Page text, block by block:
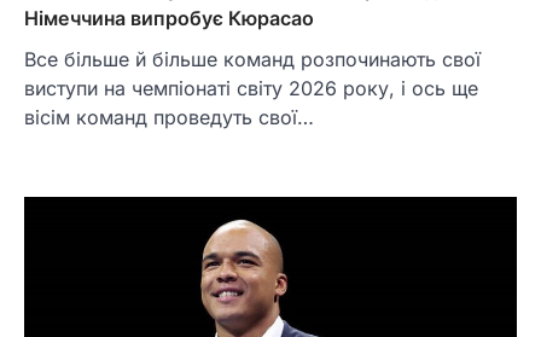
Німеччина випробує Кюрасао
Все більше й більше команд розпочинають свої
виступи на чемпіонаті світу 2026 року, і ось ще
вісім команд проведуть свої…